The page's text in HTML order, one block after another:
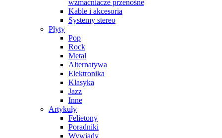
wzmacniacze przenośne
Kable i akcesoria
Systemy stereo
Płyty
Pop
Rock
Metal
Alternatywa
Elektronika
Klasyka
Jazz
Inne
Artykuły
Felietony
Poradniki
Wywiady